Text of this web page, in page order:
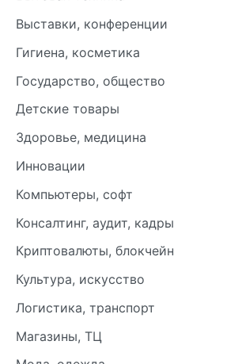
Выставки, конференции
Гигиена, косметика
Государство, общество
Детские товары
Здоровье, медицина
Инновации
Компьютеры, софт
Консалтинг, аудит, кадры
Криптовалюты, блокчейн
Культура, искусство
Логистика, транспорт
Магазины, ТЦ